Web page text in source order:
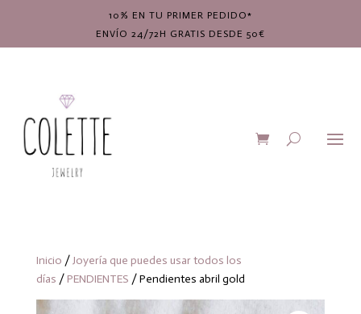
10% EN TU PRIMER PEDIDO*
ENVÍO 24/72H GRATIS DESDE 50€
Inicio /Joyería que puedes usar todos los
días / PENDIENTES / Pendientes abril gold